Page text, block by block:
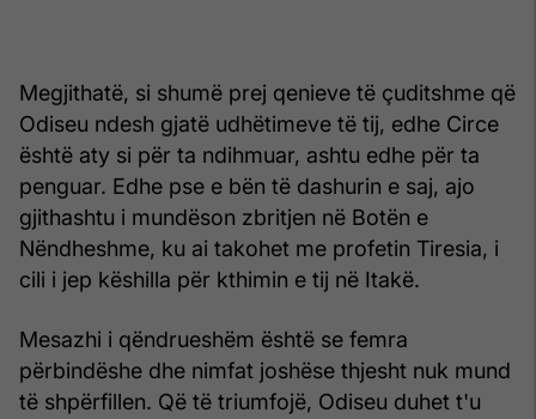
Megjithatë, si shumë prej qenieve të çuditshme që
Odiseu ndesh gjatë udhëtimeve të tij, edhe Circe
është aty si për ta ndihmuar, ashtu edhe për ta
penguar. Edhe pse e bën të dashurin e saj, ajo
gjithashtu i mundëson zbritjen në Botën e
Nëndheshme, ku ai takohet me profetin Tiresia, i
cili i jep këshilla për kthimin e tij në Itakë.
Mesazhi i qëndrueshëm është se femra
përbindëshe dhe nimfat joshëse thjesht nuk mund
të shpërfillen. Që të triumfojë, Odiseu duhet t'u